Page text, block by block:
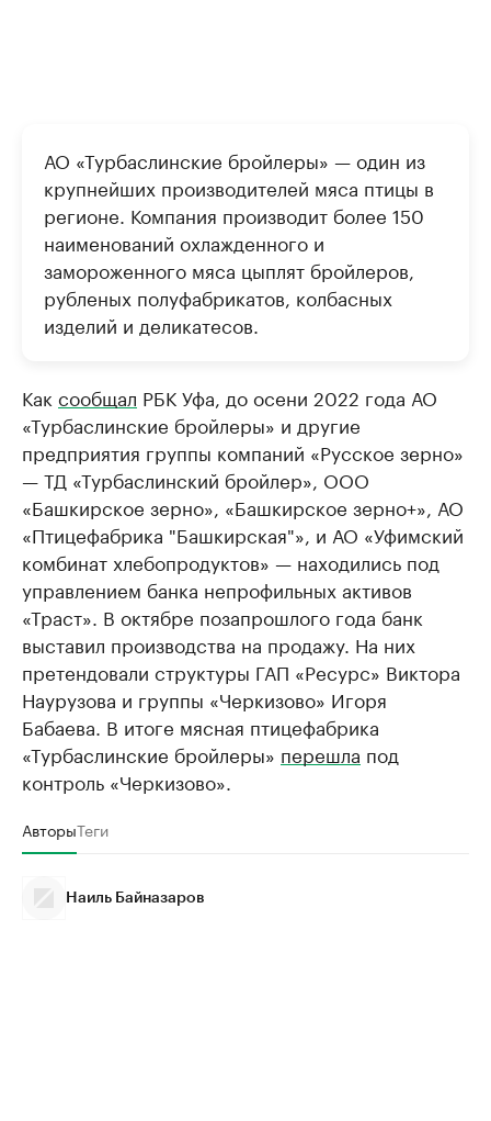
АО «Турбаслинские бройлеры» — один из
крупнейших производителей мяса птицы в
регионе. Компания производит более 150
наименований охлажденного и
замороженного мяса цыплят бройлеров,
рубленых полуфабрикатов, колбасных
изделий и деликатесов.
Как сообщал РБК Уфа, до осени 2022 года АО
«Турбаслинские бройлеры» и другие
предприятия группы компаний «Русское зерно»
— ТД «Турбаслинский бройлер», ООО
«Башкирское зерно», «Башкирское зерно+», АО
«Птицефабрика "Башкирская"», и АО «Уфимский
комбинат хлебопродуктов» — находились под
управлением банка непрофильных активов
«Траст». В октябре позапрошлого года банк
выставил производства на продажу. На них
претендовали структуры ГАП «Ресурс» Виктора
Наурузова и группы «Черкизово» Игоря
Бабаева. В итоге мясная птицефабрика
«Турбаслинские бройлеры» перешла под
контроль «Черкизово».
АвторыТеги
Наиль Байназаров